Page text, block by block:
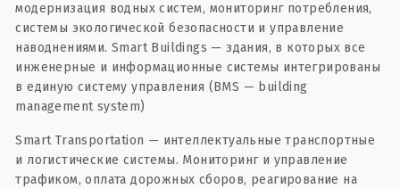
модернизация водных систем, мониторинг потребления,
системы экологической безопасности и управление
наводнениями. Smart Buildings — здания, в которых все
инженерные и информационные системы интегрированы
в единую систему управления (BMS — building
management system)
Smart Transportation — интеллектуальные транспортные
и логистические системы. Мониторинг и управление
трафиком, оплата дорожных сборов, реагирование на